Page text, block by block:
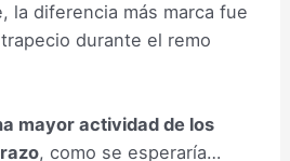
la diferencia más marca fue
durante el remo
mayor actividad de los
, como se esperaría…